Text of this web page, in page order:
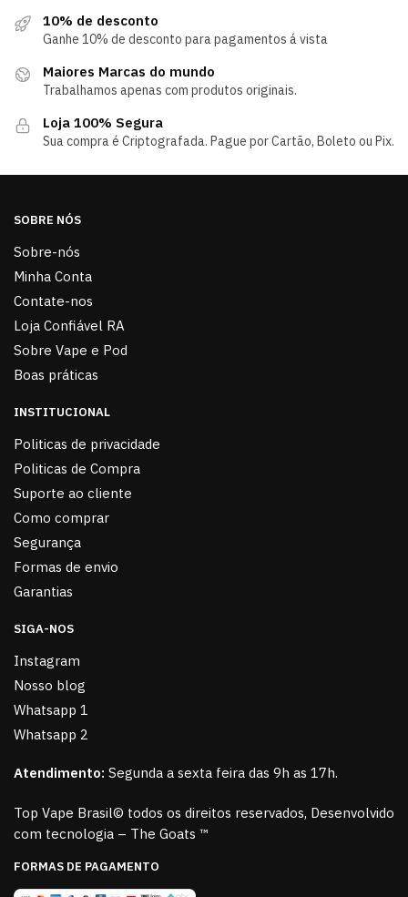
10% de desconto
Ganhe 10% de desconto para pagamentos á vista
Maiores Marcas do mundo
Trabalhamos apenas com produtos originais.
Loja 100% Segura
Sua compra é Criptografada. Pague por Cartão, Boleto ou Pix.
SOBRE NÓS
Sobre-nós
Minha Conta
Contate-nos
Loja Confiável RA
Sobre Vape e Pod
Boas práticas
INSTITUCIONAL
Politicas de privacidade
Politicas de Compra
Suporte ao cliente
Como comprar
Segurança
Formas de envio
Garantias
SIGA-NOS
Instagram
Nosso blog
Whatsapp 1
Whatsapp 2
Atendimento: Segunda a sexta feira das 9h as 17h.
Top Vape Brasil© todos os direitos reservados, Desenvolvido
com tecnologia – The Goats ™
FORMAS DE PAGAMENTO